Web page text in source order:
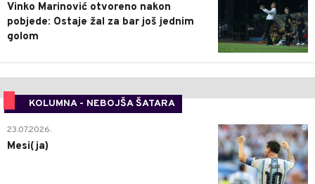
Vinko Marinović otvoreno nakon
pobjede: Ostaje žal za bar još jednim
golom
KOLUMNA - NEBOJŠA ŠATARA
0
23.07.2026.
Mesi(ja)